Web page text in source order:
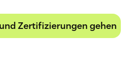
Zertifizierungen gehen